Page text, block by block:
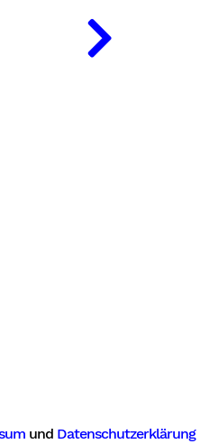
und Datenschutzerklärung